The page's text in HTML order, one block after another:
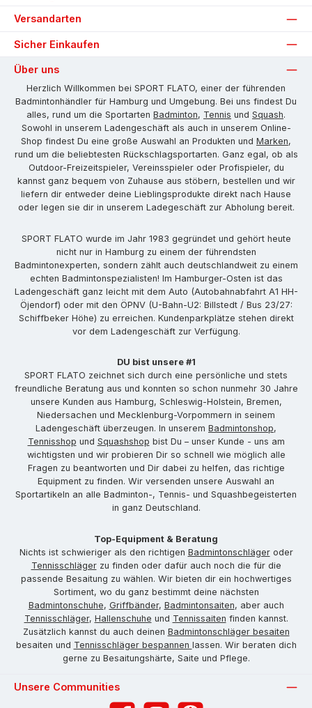
Versandarten
Sicher Einkaufen
Über uns
Herzlich Willkommen bei SPORT FLATO, einer der führenden
Badmintonhändler für Hamburg und Umgebung. Bei uns findest Du
alles, rund um die Sportarten Badminton, Tennis und Squash.
Sowohl in unserem Ladengeschäft als auch in unserem Online-
Shop findest Du eine große Auswahl an Produkten und Marken,
rund um die beliebtesten Rückschlagsportarten. Ganz egal, ob als
Outdoor-Freizeitspieler, Vereinsspieler oder Profispieler, du
kannst ganz bequem von Zuhause aus stöbern, bestellen und wir
liefern dir entweder deine Lieblingsprodukte direkt nach Hause
oder legen sie dir in unserem Ladegeschäft zur Abholung bereit.
SPORT FLATO wurde im Jahr 1983 gegründet und gehört heute
nicht nur in Hamburg zu einem der führendsten
Badmintonexperten, sondern zählt auch deutschlandweit zu einem
echten Badmintonspezialisten! Im Hamburger-Osten ist das
Ladengeschäft ganz leicht mit dem Auto (Autobahnabfahrt A1 HH-
Öjendorf) oder mit den ÖPNV (U-Bahn-U2: Billstedt / Bus 23/27:
Schiffbeker Höhe) zu erreichen. Kundenparkplätze stehen direkt
vor dem Ladengeschäft zur Verfügung.
DU bist unsere #1
SPORT FLATO zeichnet sich durch eine persönliche und stets
freundliche Beratung aus und konnten so schon nunmehr 30 Jahre
unsere Kunden aus Hamburg, Schleswig-Holstein, Bremen,
Niedersachen und Mecklenburg-Vorpommern in seinem
Ladengeschäft überzeugen. In unserem Badmintonshop,
Tennisshop und Squashshop bist Du – unser Kunde - uns am
wichtigsten und wir probieren Dir so schnell wie möglich alle
Fragen zu beantworten und Dir dabei zu helfen, das richtige
Equipment zu finden. Wir versenden unsere Auswahl an
Sportartikeln an alle Badminton-, Tennis- und Squashbegeisterten
in ganz Deutschland.
Top-Equipment & Beratung
Nichts ist schwieriger als den richtigen Badmintonschlägeroder
Tennisschlägerzu finden oder dafür auch noch die für die
passende Besaitung zu wählen. Wir bieten dir ein hochwertiges
Sortiment, wo du ganz bestimmt deine nächsten
Badmintonschuhe, Griffbänder, Badmintonsaiten, aber auch
Tennisschläger, Hallenschuhe und Tennissaiten finden kannst.
Zusätzlich kannst du auch deinen Badmintonschläger besaiten
besaiten und Tennisschläger bespannen lassen. Wir beraten dich
gerne zu Besaitungshärte, Saite und Pflege.
Unsere Communities